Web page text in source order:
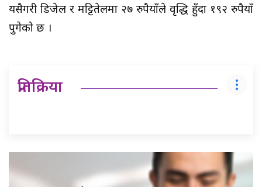
यसैगरी डिजेल र मट्टितेलमा २७ रुपैयाँले वृद्धि हुँदा १९२ रुपैयाँ
पुगेको छ ।
प्रतिक्रिया